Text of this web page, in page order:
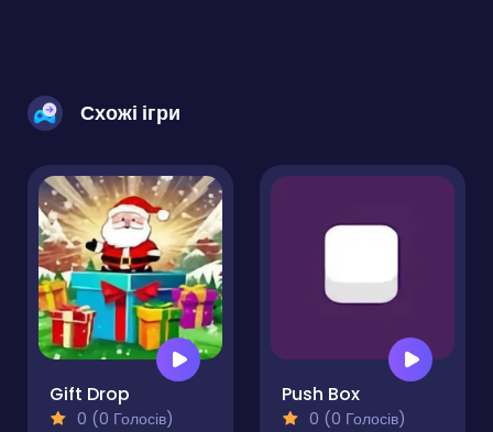
Схожі ігри
Gift Drop
0 (0 Голосів)
Push Box
0 (0 Голосів)